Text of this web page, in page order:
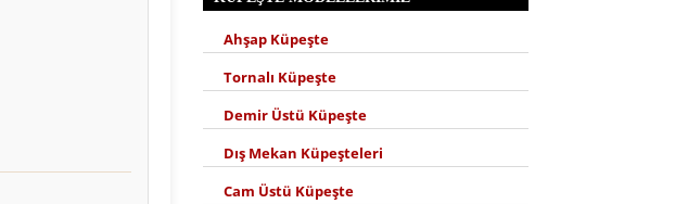
Ahşap Küpeşte
Tornalı Küpeşte
Demir Üstü Küpeşte
Dış Mekan Küpeşteleri
Cam Üstü Küpeşte